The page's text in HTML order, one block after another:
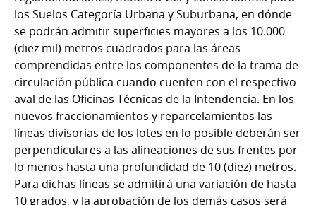
los Suelos Categoría Urbana y Suburbana, en dónde
se podrán admitir superficies mayores a los 10.000
(diez mil) metros cuadrados para las áreas
comprendidas entre los componentes de la trama de
circulación pública cuando cuenten con el respectivo
aval de las Oficinas Técnicas de la Intendencia. En los
nuevos fraccionamientos y reparcelamientos las
líneas divisorias de los lotes en lo posible deberán ser
perpendiculares a las alineaciones de sus frentes por
lo menos hasta una profundidad de 10 (diez) metros.
Para dichas líneas se admitirá una variación de hasta
10 grados, y la aprobación de los demás casos será